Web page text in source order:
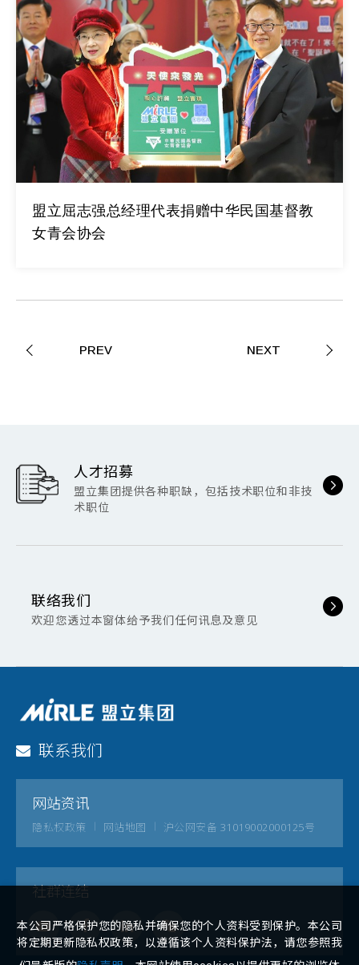
盟立屈志强总经理代表捐赠中华民国基督教
女青会协会
PREV NEXT
人才招募
盟立集团提供各种职缺，包括技术职位和非技
术职位
联络我们
欢迎您透过本窗体给予我们任何讯息及意见
联系我们
网站资讯
隐私权政策 网站地图 沪公网安备 31019002000125号
社群连结
本公司严格保护您的隐私并确保您的个人资料受到保护。本公司
将定期更新隐私权政策，以遵循该个人资料保护法，请您参照我